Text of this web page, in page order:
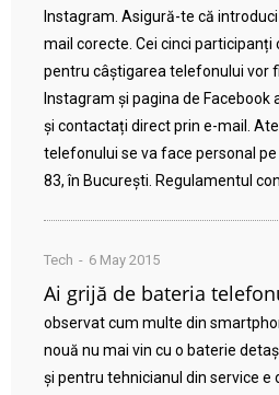
Instagram. Asigură-te că
mail corecte. Cei cinci participanți
pentru câștigarea telefonului vor
Instagram și pagina de Facebook
și contactați direct prin e-mail.
telefonului se va face personal pe
83, în București. Regulamentul
Tech 6 May 2015
Ai grijă de bateria
observat cum multe din
nouă nu mai vin cu o baterie
și pentru tehnicianul din service e